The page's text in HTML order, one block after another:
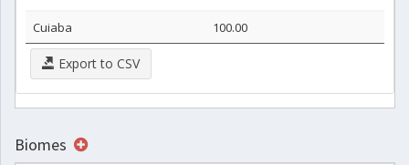
Cuiaba
100.00
Export to CSV
Biomes